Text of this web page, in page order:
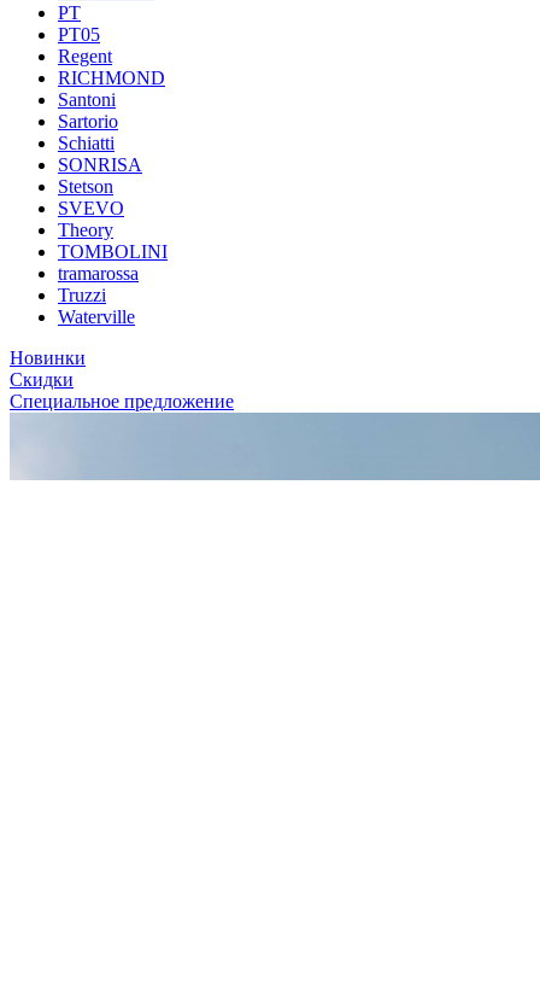
PT
PT05
Regent
RICHMOND
Santoni
Sartorio
Schiatti
SONRISA
Stetson
SVEVO
Theory
TOMBOLINI
tramarossa
Truzzi
Waterville
Новинки
Скидки
Специальное предложение